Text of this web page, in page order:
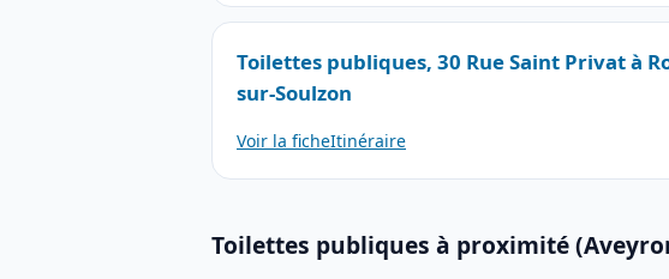
Toilettes publiques, 30 Rue Saint Privat à
sur-Soulzon
Voir la ficheItinéraire
Toilettes publiques à proximité